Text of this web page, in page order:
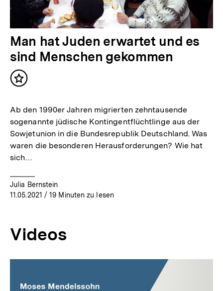
Man hat Juden erwartet und es
sind Menschen gekommen
Inhalt
Ab den 1990er Jahren migrierten zehntausende
sogenannte jüdische Kontingentflüchtlinge aus der
Sowjetunion in die Bundesrepublik Deutschland. Was
waren die besonderen Herausforderungen? Wie hat
sich…
Julia Bernstein
11.05.2021 / 19 Minuten zu lesen
Videos